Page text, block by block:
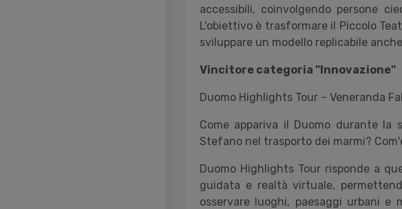
accessibili, coinvolgendo persone
L'obiettivo è trasformare il Piccolo
sviluppare un modello replicabile
Vincitore categoria "Innovazione"
Duomo Highlights Tour – Veneranda
Come appariva il Duomo durante
Stefano nel trasporto dei marmi?
Duomo Highlights Tour risponde a
guidata e realtà virtuale,
osservare luoghi, paesaggi urbani